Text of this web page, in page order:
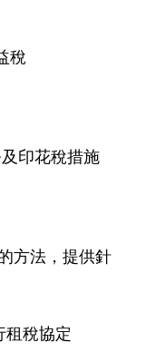
稅
印花稅措施
方法，提供針
租稅協定